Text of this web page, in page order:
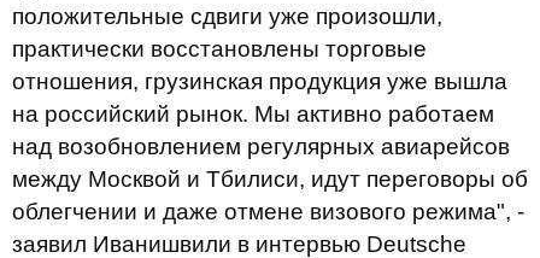
положительные сдвиги уже произошли,
практически восстановлены торговые
отношения, грузинская продукция уже вышла
на российский рынок. Мы активно работаем
над возобновлением регулярных авиарейсов
между Москвой и Тбилиси, идут переговоры об
облегчении и даже отмене визового режима", -
заявил Иванишвили в интервью Deutsche